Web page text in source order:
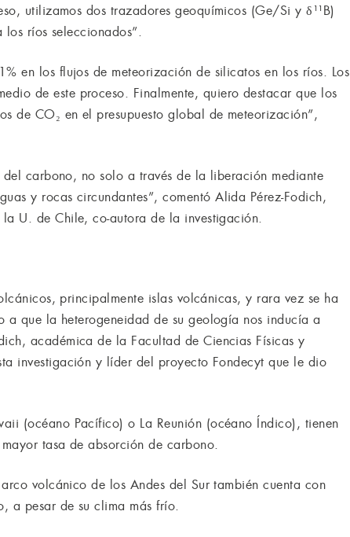
utilizamos dos trazadores geoquímicos (Ge/Si y δ¹¹B)
ríos seleccionados”.
en los flujos de meteorización de silicatos en los ríos. Los
de este proceso. Finalmente, quiero destacar que los
de CO₂ en el presupuesto global de meteorización”,
carbono, no solo a través de la liberación mediante
y rocas circundantes”, comentó Alida Pérez-Fodich,
U. de Chile, co-autora de la investigación.
principalmente islas volcánicas, y rara vez se ha
a que la heterogeneidad de su geología nos inducía a
académica de la Facultad de Ciencias Físicas y
investigación y líder del proyecto Fondecyt que le dio
(océano Pacífico) o La Reunión (océano Índico), tienen
tasa de absorción de carbono.
volcánico de los Andes del Sur también cuenta con
a pesar de su clima más frío.